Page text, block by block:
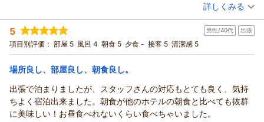
最後になりますが、お忙しい中ご投稿いただき誠にありがとう
ございました。
お客様にまたお目にかかれます日を心よりお待ち申し上げてお
ります。
支配人
（返信日：2026/07/14）
投稿者： たこいちさん(男性/40代)
宿泊プラン： 【チェーンホテル特集】素泊まり 食事なし
宿泊価格帯： 5,001～6,000円(大人一人あたり/税込)
リッチモンドホテル長崎思案橋からの返信
この度はリッチモンドホテル長崎思案橋をご利用いただき、誠
にありがとうございます。
初めての長崎旅行に私どものホテルをお選びいただき、大変光
詳しくみる
5 男性/40代 出張
項目別評価： 部屋 5 風呂 4 朝食 5 夕食 - 接客 5 清潔感 5
場所良し、部屋良し、朝食良し。
出張で泊まりましたが、スタッフさんの対応もとても良く、気持
ちよく宿泊出来ました。朝食が他のホテルの朝食と比べても抜群
に美味しい！お昼食べれないくらい食べちゃいました。